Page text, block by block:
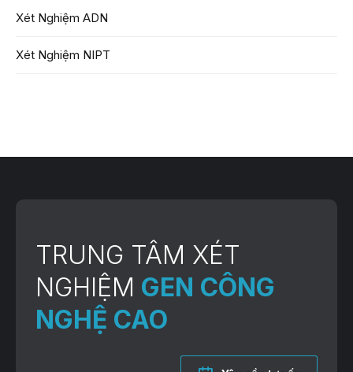
Xét Nghiệm ADN
Xét Nghiệm NIPT
TRUNG TÂM XÉT
NGHIỆM GEN CÔNG
NGHỆ CAO